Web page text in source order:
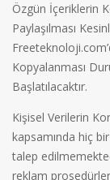
Özgün İçeriklerin
Paylaşılması
Kopyalanması
Başlatılacaktır.
Kişisel Verilerin
kapsamında hiç
talep
reklam